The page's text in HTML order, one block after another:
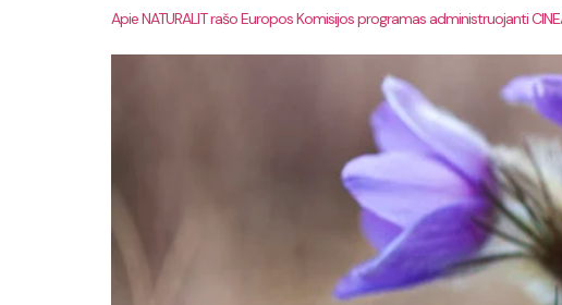
Apie NATURALIT rašo Europos Komisijos programas administruojanti